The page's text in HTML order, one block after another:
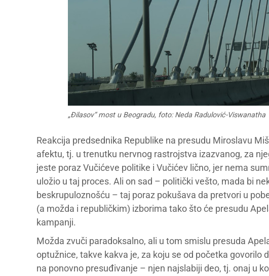
„Đ​ilasov“ most u Beogradu, foto: Neda Radulović-Viswanatha
Reakcija predsednika Republike na presudu Miroslavu
afektu, tj. u trenutku nervnog rastrojstva izazvanog, za
jeste poraz Vučićeve politike i Vučićev lično, jer nema
uložio u taj proces. Ali on sad – politički vešto, mada bi
beskrupuloznošću – taj poraz pokušava da pretvori u
(a možda i republičkim) izborima tako što će presudu
kampanji.
Možda zvuči paradoksalno, ali u tom smislu presuda
optužnice, takve kakva je, za koju se od početka govorilo
na ponovno presuđivanje – njen najslabiji deo, tj. onaj u